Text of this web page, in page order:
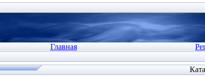
Главная